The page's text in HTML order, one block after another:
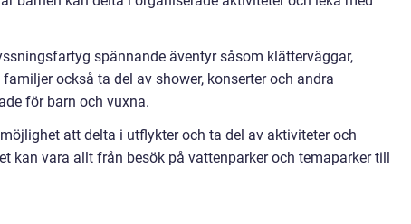
spännande äventyr såsom klätterväggar,
också ta del av shower, konserter och andra
för barn och vuxna.
att delta i utflykter och ta del av aktiviteter och
kan vara allt från besök på vattenparker och temaparker till